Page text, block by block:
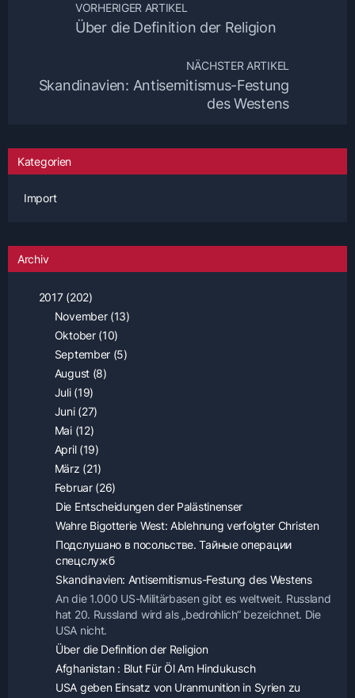
VORHERIGER ARTIKEL
Über die Definition der Religion
NÄCHSTER ARTIKEL
Skandinavien: Antisemitismus-Festung
des Westens
Kategorien
Import
Archiv
2017 (202)
November (13)
Oktober (10)
September (5)
August (8)
Juli (19)
Juni (27)
Mai (12)
April (19)
März (21)
Februar (26)
Die Entscheidungen der Palästinenser
Wahre Bigotterie West: Ablehnung verfolgter Christen
Подслушано в посольстве. Тайные операции
спецслужб
Skandinavien: Antisemitismus-Festung des Westens
An die 1.000 US-Militärbasen gibt es weltweit. Russland
hat 20. Russland wird als „bedrohlich“ bezeichnet. Die
USA nicht.
Über die Definition der Religion
Afghanistan : Blut Für Öl Am Hindukusch
USA geben Einsatz von Uranmunition in Syrien zu